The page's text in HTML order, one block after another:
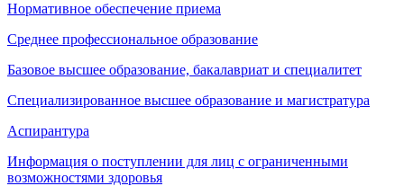
Нормативное обеспечение приема
Среднее профессиональное образование
Базовое высшее образование, бакалавриат и специалитет
Специализированное высшее образование и магистратура
Аспирантура
Информация о поступлении для лиц с ограниченными
возможностями здоровья